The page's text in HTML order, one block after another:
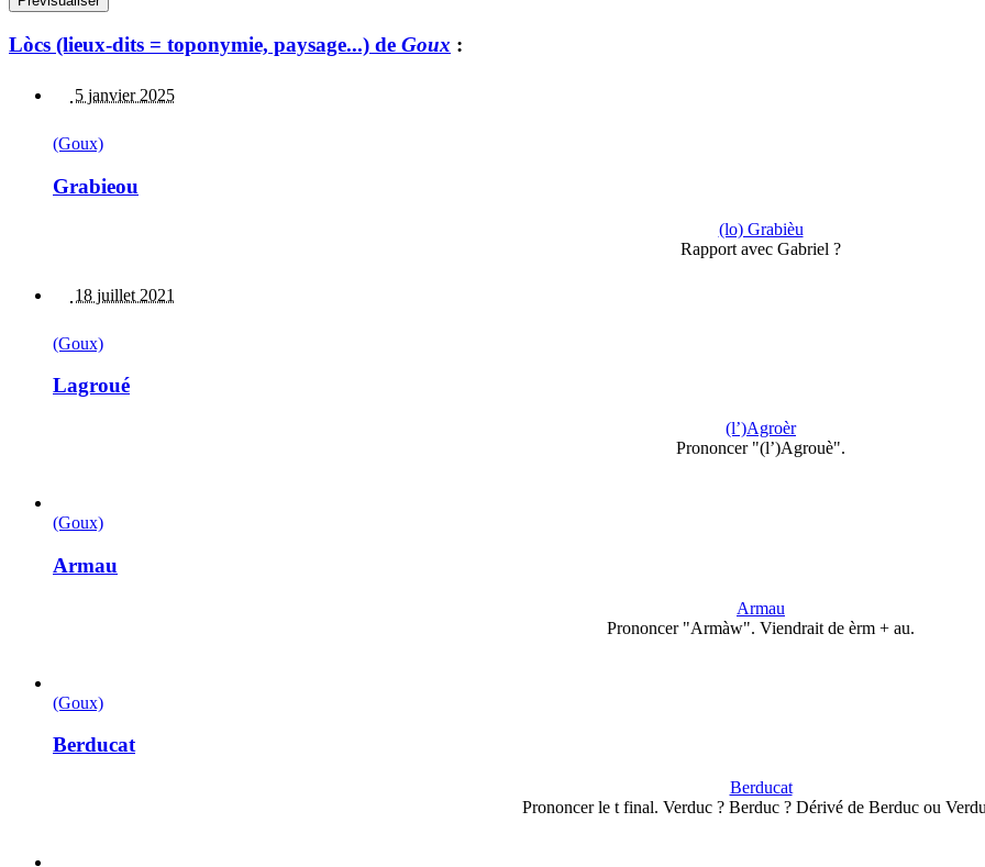
Lòcs (lieux-dits = toponymie, paysage...) de Goux :
5 janvier 2025
(Goux)
Grabieou
(lo) Grabièu
Rapport avec Gabriel ?
18 juillet 2021
(Goux)
Lagroué
(l’)Agroèr
Prononcer "(l’)Agrouè".
(Goux)
Armau
Armau
Prononcer "Armàw". Viendrait de èrm + au.
(Goux)
Berducat
Berducat
Prononcer le t final. Verduc ? Berduc ? Dérivé de Berduc ou